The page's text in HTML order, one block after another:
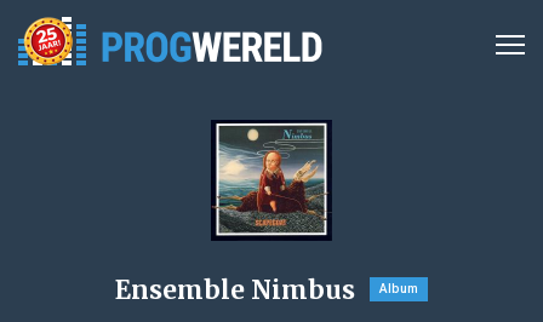
Ensemble Nimbus Album